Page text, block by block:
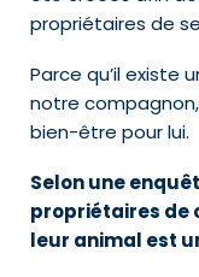
propriétaires de
Parce qu’il existe
notre
bien-être pour lui.
Selon une
propriétaires de
leur animal est